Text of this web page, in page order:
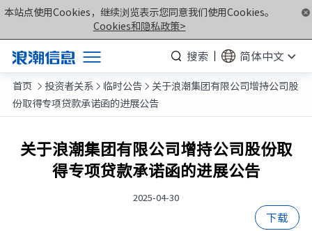
本站点使用Cookies，继续浏览表示您同意我们使用Cookies。
Cookies和隐私政策>
搜索
简体中文
产品
解决方案
服务支持
如何购买
首页  投资者关系 临时公告 关于浪潮集团有限公司增持公司股
份取得专项贷款承诺函的进展公告
关于浪潮集团有限公司增持公司股份取
得专项贷款承诺函的进展公告
2025-04-30
下载